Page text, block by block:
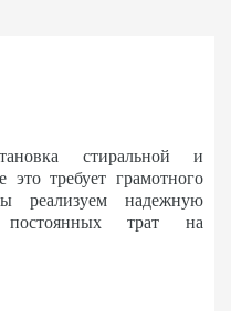
стиральной и
требует грамотного
реализуем надежную
трат на